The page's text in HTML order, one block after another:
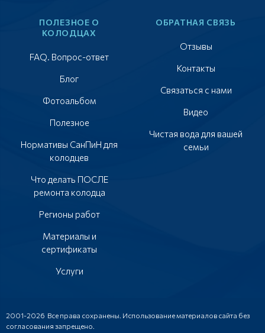
ПОЛЕЗНОЕ О
КОЛОДЦАХ
FAQ. Вопрос-ответ
Блог
Фотоальбом
Полезное
Нормативы СанПиН для
колодцев
Что делать ПОСЛЕ
ремонта колодца
Регионы работ
Материалы и
сертификаты
Услуги
ОБРАТНАЯ СВЯЗЬ
Отзывы
Контакты
Связаться с нами
Видео
Чистая вода для вашей
семьи
2001-2026 Все права сохранены. Использование материалов сайта без
согласования запрещено.